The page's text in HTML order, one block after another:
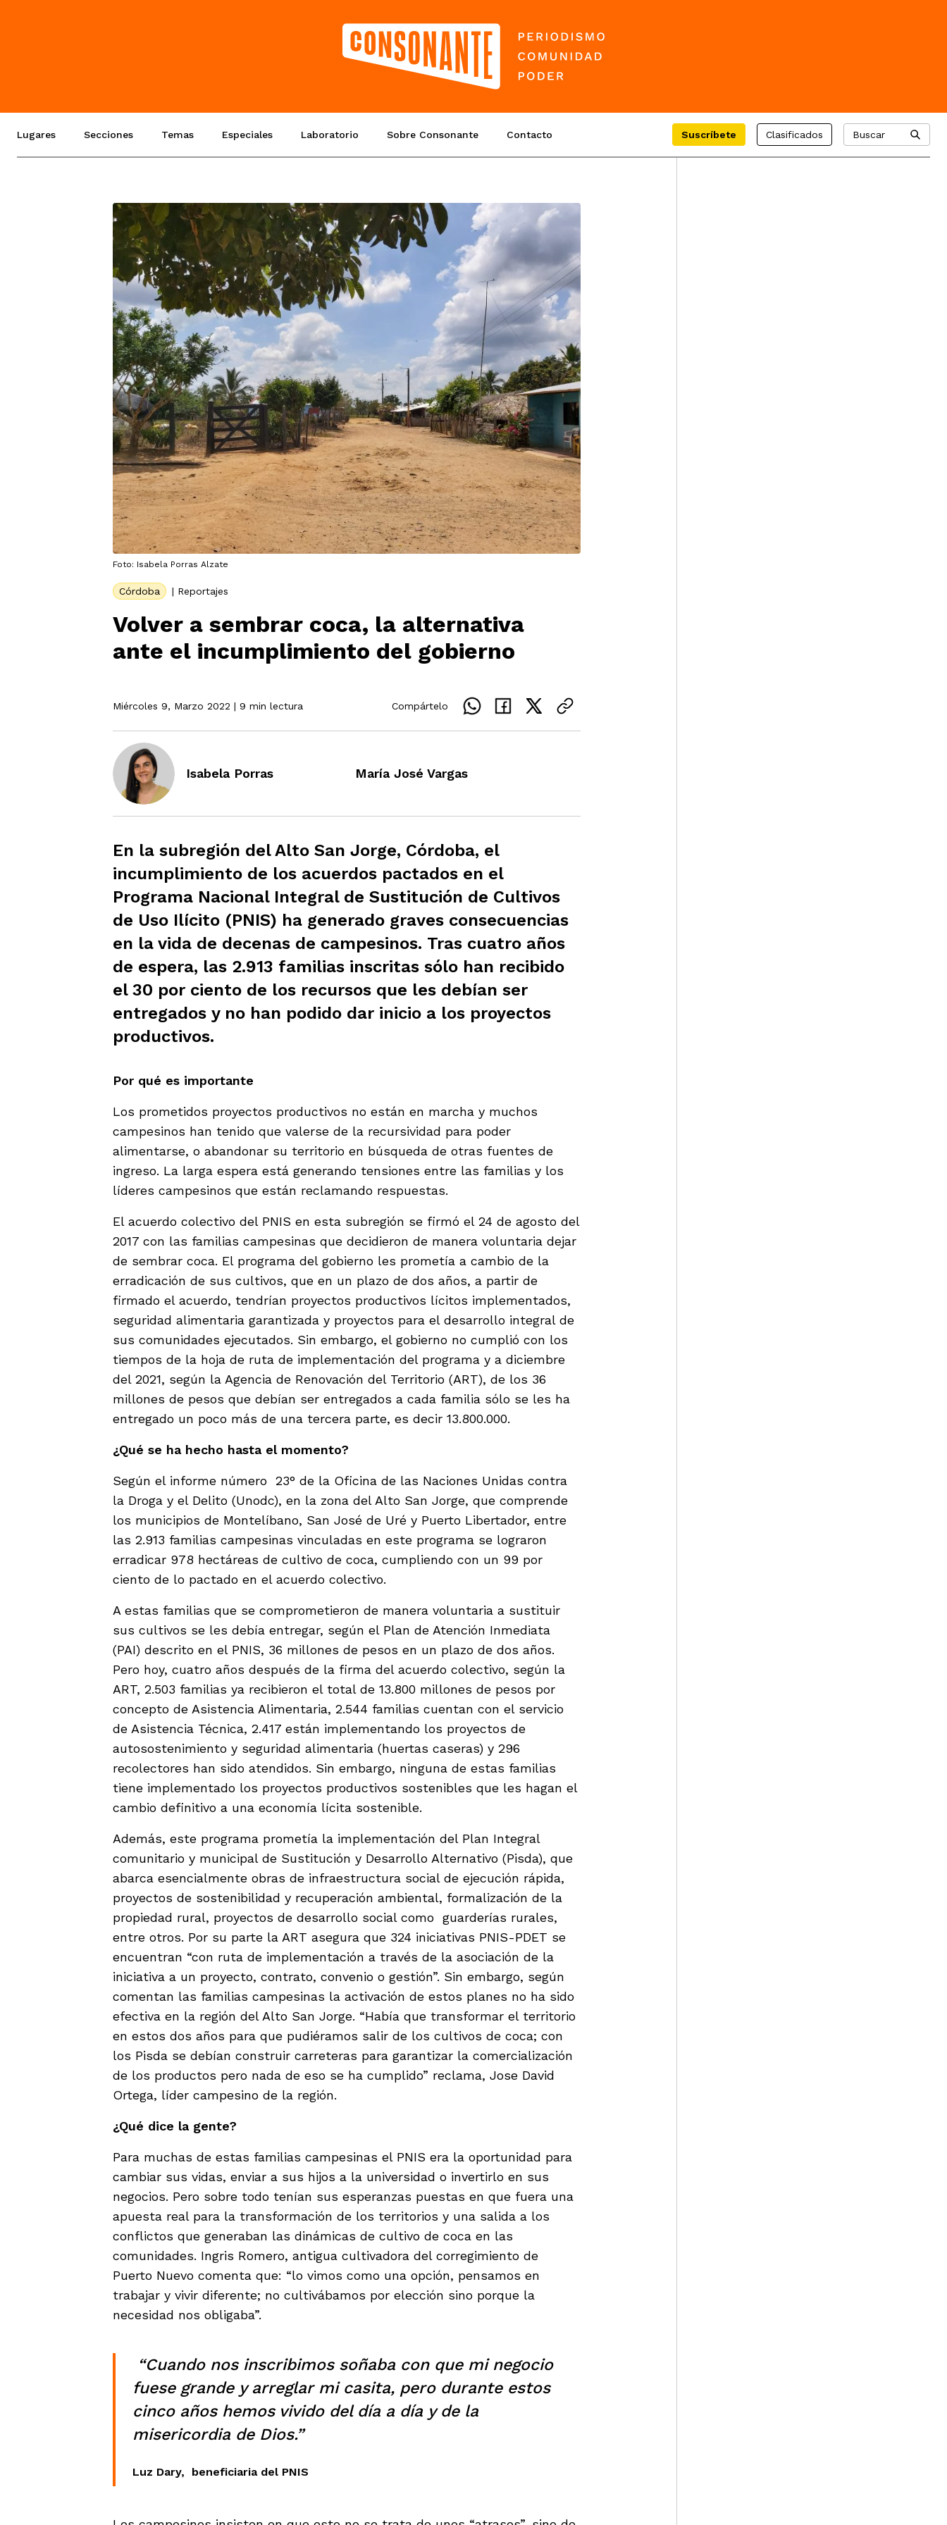
Lugares Secciones Temas Especiales Laboratorio Sobre Consonante Contacto Suscríbete Clasificados Buscar
Foto: Isabela Porras Alzate
Córdoba | Reportajes
Volver a sembrar coca, la alternativa
ante el incumplimiento del gobierno
Miércoles 9, Marzo 2022 | 9 min lectura Compártelo
Isabela Porras María José Vargas
En la subregión del Alto San Jorge, Córdoba, el
incumplimiento de los acuerdos pactados en el
Programa Nacional Integral de Sustitución de Cultivos
de Uso Ilícito (PNIS) ha generado graves consecuencias
en la vida de decenas de campesinos. Tras cuatro años
de espera, las 2.913 familias inscritas sólo han recibido
el 30 por ciento de los recursos que les debían ser
entregados y no han podido dar inicio a los proyectos
productivos.
Por qué es importante
Los prometidos proyectos productivos no están en marcha y muchos
campesinos han tenido que valerse de la recursividad para poder
alimentarse, o abandonar su territorio en búsqueda de otras fuentes de
ingreso. La larga espera está generando tensiones entre las familias y los
líderes campesinos que están reclamando respuestas.
El acuerdo colectivo del PNIS en esta subregión se firmó el 24 de agosto del
2017 con las familias campesinas que decidieron de manera voluntaria dejar
de sembrar coca. El programa del gobierno les prometía a cambio de la
erradicación de sus cultivos, que en un plazo de dos años, a partir de
firmado el acuerdo, tendrían proyectos productivos lícitos implementados,
seguridad alimentaria garantizada y proyectos para el desarrollo integral de
sus comunidades ejecutados. Sin embargo, el gobierno no cumplió con los
tiempos de la hoja de ruta de implementación del programa y a diciembre
del 2021, según la Agencia de Renovación del Territorio (ART), de los 36
millones de pesos que debían ser entregados a cada familia sólo se les ha
entregado un poco más de una tercera parte, es decir 13.800.000.
¿Qué se ha hecho hasta el momento?
Según el informe número 23° de la Oficina de las Naciones Unidas contra
la Droga y el Delito (Unodc), en la zona del Alto San Jorge, que comprende
los municipios de Montelíbano, San José de Uré y Puerto Libertador, entre
las 2.913 familias campesinas vinculadas en este programa se lograron
erradicar 978 hectáreas de cultivo de coca, cumpliendo con un 99 por
ciento de lo pactado en el acuerdo colectivo.
A estas familias que se comprometieron de manera voluntaria a sustituir
sus cultivos se les debía entregar, según el Plan de Atención Inmediata
(PAI) descrito en el PNIS, 36 millones de pesos en un plazo de dos años.
Pero hoy, cuatro años después de la firma del acuerdo colectivo, según la
ART, 2.503 familias ya recibieron el total de 13.800 millones de pesos por
concepto de Asistencia Alimentaria, 2.544 familias cuentan con el servicio
de Asistencia Técnica, 2.417 están implementando los proyectos de
autosostenimiento y seguridad alimentaria (huertas caseras) y 296
recolectores han sido atendidos. Sin embargo, ninguna de estas familias
tiene implementado los proyectos productivos sostenibles que les hagan el
cambio definitivo a una economía lícita sostenible.
Además, este programa prometía la implementación del Plan Integral
comunitario y municipal de Sustitución y Desarrollo Alternativo (Pisda), que
abarca esencialmente obras de infraestructura social de ejecución rápida,
proyectos de sostenibilidad y recuperación ambiental, formalización de la
propiedad rural, proyectos de desarrollo social como guarderías rurales,
entre otros. Por su parte la ART asegura que 324 iniciativas PNIS-PDET se
encuentran “con ruta de implementación a través de la asociación de la
iniciativa a un proyecto, contrato, convenio o gestión”. Sin embargo, según
comentan las familias campesinas la activación de estos planes no ha sido
efectiva en la región del Alto San Jorge. “Había que transformar el territorio
en estos dos años para que pudiéramos salir de los cultivos de coca; con
los Pisda se debían construir carreteras para garantizar la comercialización
de los productos pero nada de eso se ha cumplido” reclama, Jose David
Ortega, líder campesino de la región.
¿Qué dice la gente?
Para muchas de estas familias campesinas el PNIS era la oportunidad para
cambiar sus vidas, enviar a sus hijos a la universidad o invertirlo en sus
negocios. Pero sobre todo tenían sus esperanzas puestas en que fuera una
apuesta real para la transformación de los territorios y una salida a los
conflictos que generaban las dinámicas de cultivo de coca en las
comunidades. Ingris Romero, antigua cultivadora del corregimiento de
Puerto Nuevo comenta que: “lo vimos como una opción, pensamos en
trabajar y vivir diferente; no cultivábamos por elección sino porque la
necesidad nos obligaba”.
“Cuando nos inscribimos soñaba con que mi negocio
fuese grande y arreglar mi casita, pero durante estos
cinco años hemos vivido del día a día y de la
misericordia de Dios.”
Luz Dary, beneficiaria del PNIS